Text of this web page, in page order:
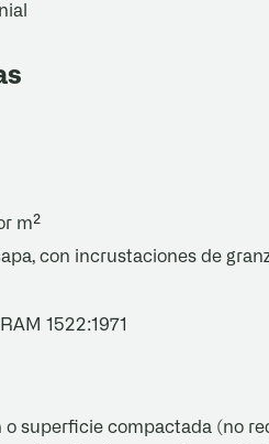
m²
con incrustaciones de
1522:1971
superficie compactada (no